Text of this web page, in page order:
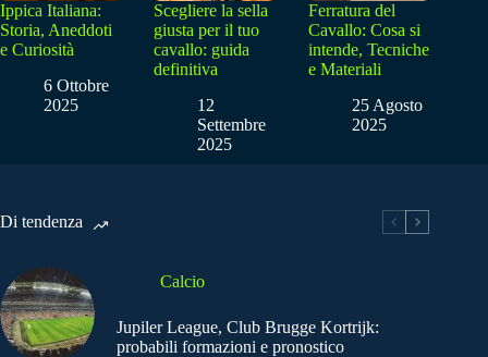
Ippica Italiana:
Storia, Aneddoti
e Curiosità
6 Ottobre
2025
Scegliere la sella
giusta per il tuo
cavallo: guida
definitiva
12
Settembre
2025
Ferratura del
Cavallo: Cosa si
intende, Tecniche
e Materiali
25 Agosto
2025
Di tendenza
Calcio
Jupiler League, Club Brugge Kortrijk:
probabili formazioni e pronostico